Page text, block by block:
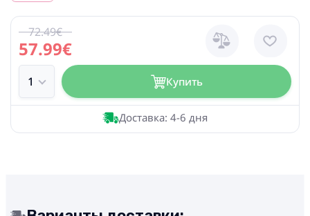
57.99€
72.49€
Купить
Доставка: 4-6 дня